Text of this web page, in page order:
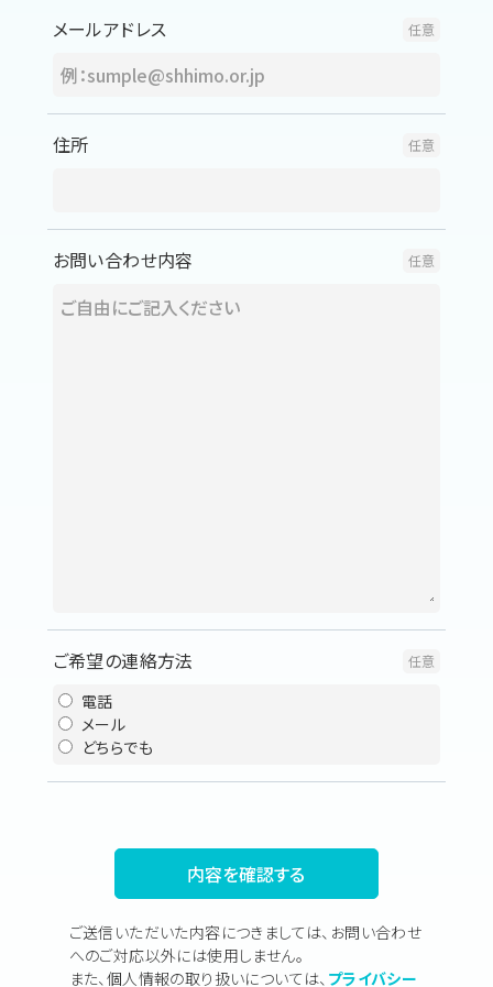
メールアドレス
住所
お問い合わせ内容
ご希望の連絡方法
電話
メール
どちらでも
ご送信いただいた内容につきましては、お問い合わせ
へのご対応以外には使用しません。
また、個人情報の取り扱いについては、 プライバシー